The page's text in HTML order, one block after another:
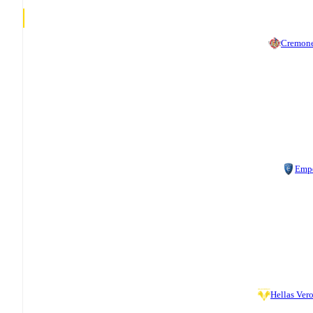
Hellas